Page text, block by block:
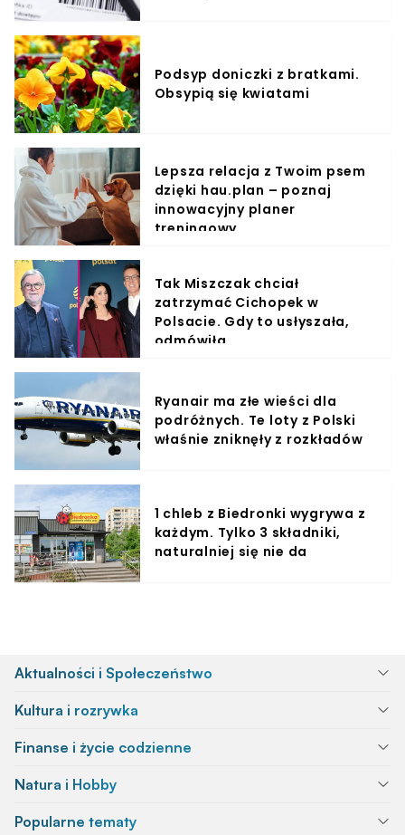
Podsyp doniczki z bratkami.
Obsypią się kwiatami
Lepsza relacja z Twoim psem
dzięki hau.plan – poznaj
innowacyjny planer
treningowy
Tak Miszczak chciał
zatrzymać Cichopek w
Polsacie. Gdy to usłyszała,
odmówiła
Ryanair ma złe wieści dla
podróżnych. Te loty z Polski
właśnie zniknęły z rozkładów
1 chleb z Biedronki wygrywa z
każdym. Tylko 3 składniki,
naturalniej się nie da
Aktualności i Społeczeństwo
Kultura i rozrywka
Finanse i życie codzienne
Natura i Hobby
Popularne tematy